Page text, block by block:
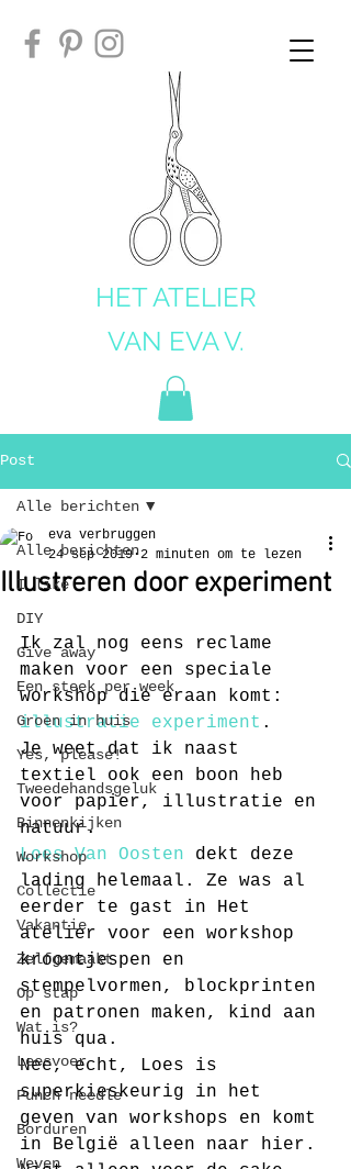
HET ATELIER
VAN EVA V.
Post
Alle berichten
I like
DIY
Give away
Een steek per week
Groen in huis
Yes, please!
Tweedehandsgeluk
Binnenkijken
Workshop
Collectie
Vakantie
Zelfgemaakt
Op stap
Wat is?
Leesvoer
Punch needle
Borduren
Weven
Alle berichten
Illustreren door experiment
eva verbruggen
24 sep 2019 2 minuten om te lezen
Ik zal nog eens reclame
maken voor een speciale
workshop die eraan komt:
illustratie experiment .
Je weet dat ik naast
textiel ook een boon heb
voor papier, illustratie en
natuur.
Loes Van Oosten dekt deze
lading helemaal. Ze was al
eerder te gast in Het
atelier voor een workshop
kroontjespen en
stempelvormen, blockprinten
en patronen maken, kind aan
huis qua.
Nee, echt, Loes is
superkieskeurig in het
geven van workshops en komt
in België alleen naar hier.